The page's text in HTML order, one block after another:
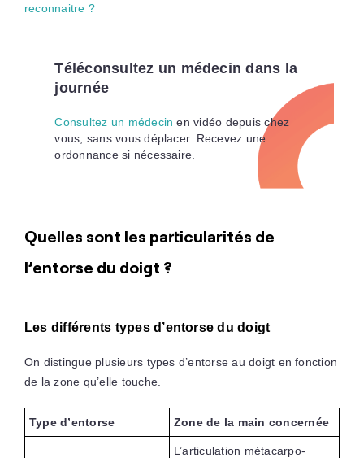
reconnaitre ?
Téléconsultez un médecin dans la
journée
Consultez un médecin en vidéo depuis chez
vous, sans vous déplacer. Recevez une
ordonnance si nécessaire.
Quelles sont les particularités de
l’entorse du doigt ?
Les différents types d’entorse du doigt
On distingue plusieurs types d’entorse au doigt en fonction
de la zone qu’elle touche.
Type d’entorse Zone de la main concernée
L’articulation métacarpo-